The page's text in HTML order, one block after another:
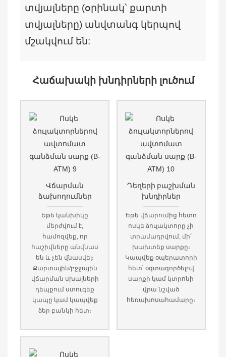
տվյալները (օրինակ՝ քարտի
տվյալները) անվտանգ կերպով
մշակվում են:
Հաճախակի խնդիրների լուծում
Վճարման
ձախողումներ
Եթե ​​կանխիկը
մերժվում է,
համոզվեք, որ
հաշիվները անվնաս
են և չեն վնասվել։
Քարտային/բջջային
վճարման սխալների
դեպքում ստուգեք
կապը կամ կապվեք
ձեր բանկի հետ։
Դեղերի բաշխման
խնդիրներ
Եթե ​​վճարումից հետո
ոսկե ձուլակտորը չի
տրամադրվում, մի՛
խախտեք սարքը։
Կապվեք օպերատորի
հետ՝ օգտագործելով
սարքի կամ կտրոնի
վրա նշված
հեռախոսահամարը։